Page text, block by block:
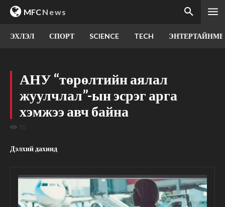
MFCNews
ЭХЛЭЛ СПОРТ SCIENCE TECH
АНУ “төрөлтийн аялал
жуулчлал”-ын эсрэг арга
хэмжээ авч байна
55
Дэлхий дахинд